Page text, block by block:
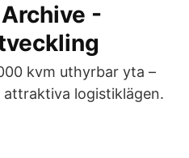
-
kvm uthyrbar yta –
logistiklägen.